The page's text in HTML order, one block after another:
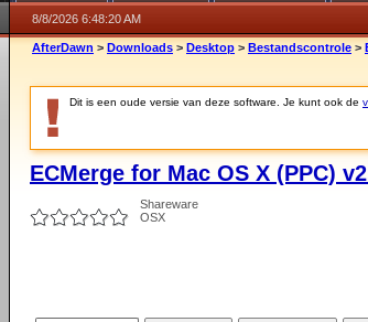
8/8/2026 6:48:20 AM
AfterDawn > Downloads > Desktop > Bestandscontrole >
Dit is een oude versie van deze software. Je kunt ook de
ECMerge for Mac OS X (PPC)
Shareware
OSX